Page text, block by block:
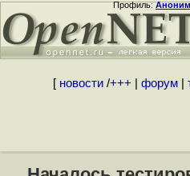
Профиль:Аноним
[ новости/+++ форум|